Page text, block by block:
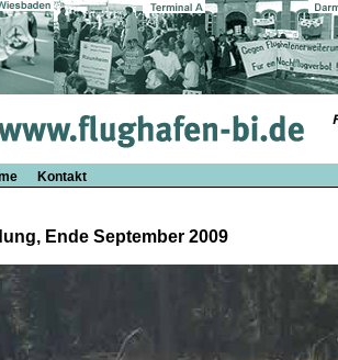
Kontakt
Ende September 2009